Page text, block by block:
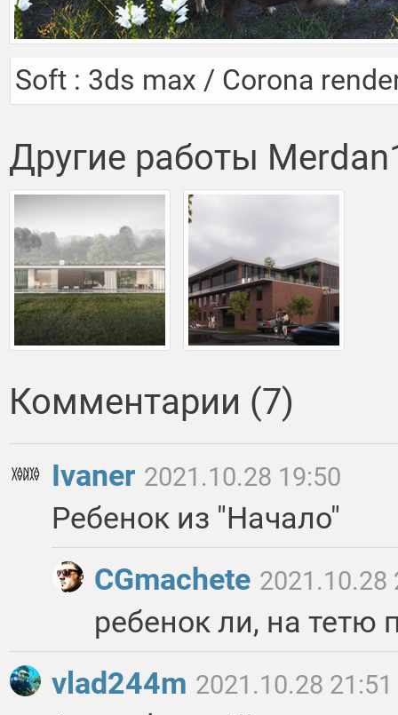
Soft : 3ds max / Corona
Другие работы
Комментарии (7)
Ivaner 2021.10.28 19:50
Ребенок из "Начало"
CGmachete 2021.10.28
ребенок ли, на тетю
vlad244m 2021.10.28 21:51